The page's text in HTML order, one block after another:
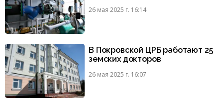
26 мая 2025 г. 16:14
В Покровской ЦРБ работают 25
земских докторов
26 мая 2025 г. 16:07